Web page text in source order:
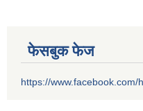
फेसबुक फेज
https://www.facebook.com/